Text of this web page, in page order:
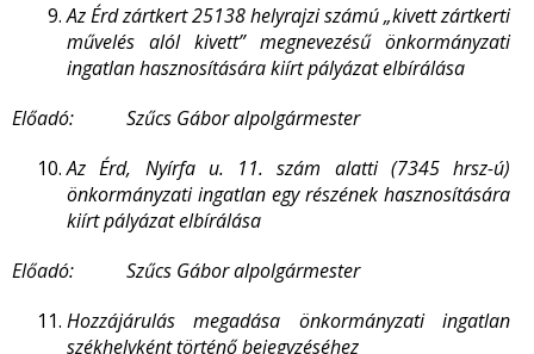
Az Érd zártkert 25138 helyrajzi számú „kivett zártkerti
művelés alól kivett” megnevezésű önkormányzati
ingatlan hasznosítására kiírt pályázat elbírálása
Előadó: Szűcs Gábor alpolgármester
Az Érd, Nyírfa u. 11. szám alatti (7345 hrsz-ú)
önkormányzati ingatlan egy részének hasznosítására
kiírt pályázat elbírálása
Előadó: Szűcs Gábor alpolgármester
Hozzájárulás megadása önkormányzati ingatlan
székhelyként történő bejegyzéséhez